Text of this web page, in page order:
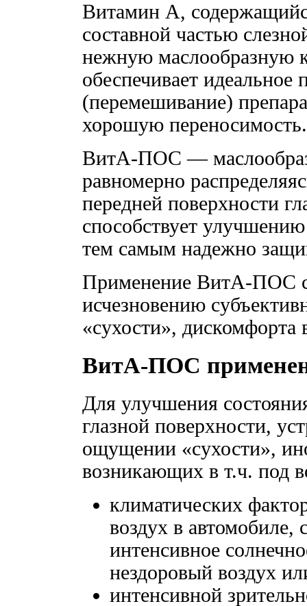
Витамин А,
составной частью
нежную маслообразную
обеспечивает идеальное
(перемешивание)
хорошую переносимость.
ВитА-ПОС —
равномерно
передней поверхности
способствует
тем самым надежно
Применение ВитА-ПОС
исчезновению
«сухости», дискомфорта
ВитА-ПОС
Для улучшения
глазной поверхности,
ощущении «сухости»,
возникающих в т.ч. под
климатических
воздух в автомобиле,
интенсивное
нездоровый воздух
интенсивной